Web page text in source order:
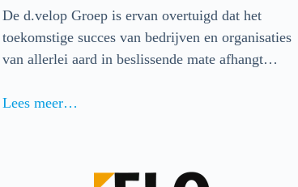
De d.velop Groep is ervan overtuigd dat het
toekomstige succes van bedrijven en organisaties
van allerlei aard in beslissende mate afhangt…
Lees meer…